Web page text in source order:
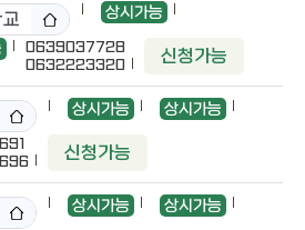
상시가능
0639037728
0632223320
신청가능
상시가능 상시가능
신청가능
상시가능 상시가능